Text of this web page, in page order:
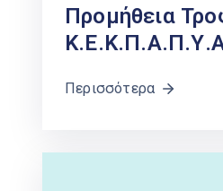
Προμήθεια
Περισσότερα